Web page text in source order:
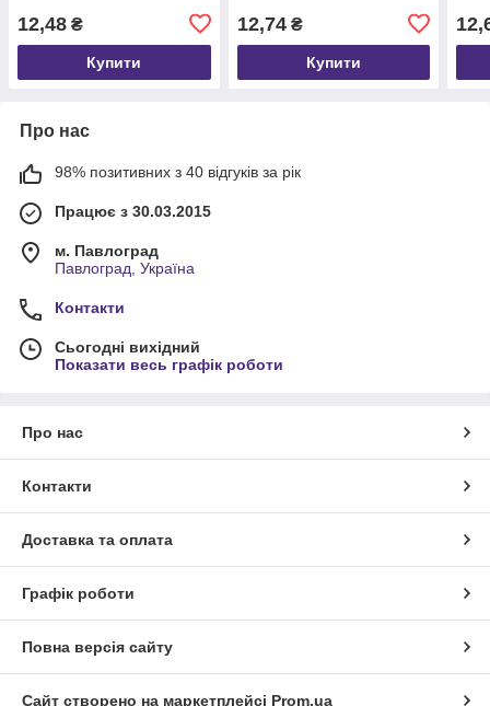
12,48 ₴
Купити
12,74₴
Купити
Про нас
98% позитивних з 40 відгуків за рік
Працює з 30.03.2015
м. Павлоград
Павлоград, Україна
Контакти
Сьогодні вихідний
Показати весь графік роботи
Про нас
Контакти
Доставка та оплата
Графік роботи
Повна версія сайту
Сайт створено на маркетплейсі Prom.ua